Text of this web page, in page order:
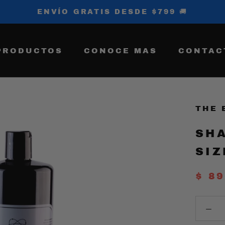
ENVÍO GRATIS DESDE $799 🚚
CONOCE MAS
THE
$